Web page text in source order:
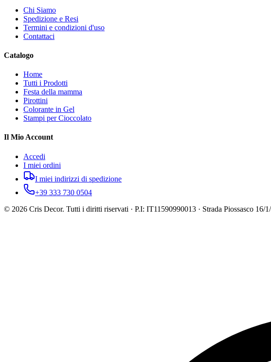
Chi Siamo
Spedizione e Resi
Termini e condizioni d'uso
Contattaci
Catalogo
Home
Tutti i Prodotti
Festa della mamma
Pirottini
Colorante in Gel
Stampi per Cioccolato
Il Mio Account
Accedi
I miei ordini
I miei indirizzi di spedizione
+39 333 730 0504
© 2026 Cris Decor. Tutti i diritti riservati · P.I: IT11590990013 · Strada Piossasco 16/